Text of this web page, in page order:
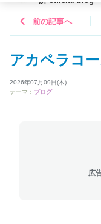
前の記事へ
アカペラコ
2026年07月09日(木)
テーマ： ブログ
広